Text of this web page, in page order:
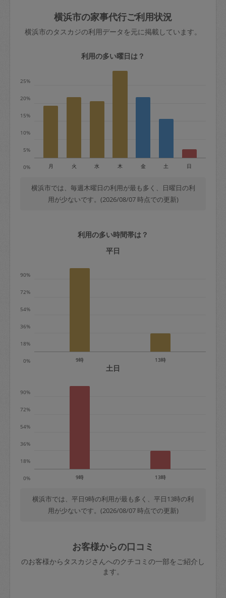
依頼者不在による当日キャンセル＝依頼
金額の100%＋交通費全額
※例：依頼日時／土曜日午前9時開始の場
50%
金曜日9時～土曜日8時まで＝依頼金額の
＋交通費全額
依頼者不在による当日キャンセル＝依頼
金額の100%＋交通費全額
定期契約をキャンセルする場合、毎週定
期は月2回まで隔週定期は月1回までキャ
※キャンセル料金の設定について：
きた場合は損害保険の対象外となるので
ご注意ください。
玉、など
あわせてこちらも参照ください：初めて
はありますか？
横浜市の家事代行ご利用状況
横浜市のタスカジの利用データを元に掲載しています。
利用の多い曜日は？
0%
5%
10%
15%
20%
25%
月 火 水 木 金 土 日
横浜市では、毎週木曜日の利用が最も多く、日曜日の利
用が少ないです。(2026/08/07 時点での更新)
利用の多い時間帯は？
平日
0%
18%
36%
54%
72%
90%
9時 13時
土日
0%
18%
36%
54%
72%
90%
9時 13時
横浜市では、平日9時の利用が最も多く、平日13時の利
用が少ないです。(2026/08/07 時点での更新)
お客様からの口コミ
のお客様からタスカジさんへのクチコミの一部をご紹介し
ます。